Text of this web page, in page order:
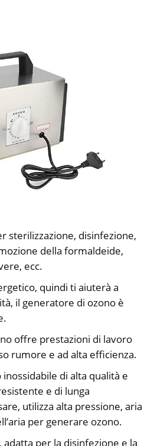
sterilizzazione, disinfezione,
della formaldeide,
ecc.
quindi ti aiuterà a
il generatore di ozono è
offre prestazioni di lavoro
rumore e ad alta efficienza.
inossidabile di alta qualità e
e di lunga
utilizza alta pressione, aria
per generare ozono.
adatta per la disinfezione e la